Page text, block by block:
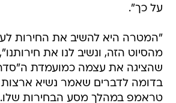
על כך".
"המטרה היא להשיב את החירות
מהסיוט הזה, ונשיב לנו את
שהציגה את עצמה כמועמדת
בדומה לדברים שאמר נשיא ארצות
טראמפ במהלך מסע הבחירות שלו.